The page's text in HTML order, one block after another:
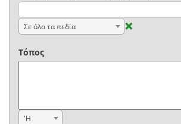
Σε όλα τα πεδία ×
Τόπος
'Η